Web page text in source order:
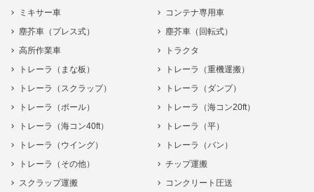
ミキサー車
コンテナ専用車
塵芥車（プレス式）
塵芥車（回転式）
高所作業車
トラクタ
トレーラ（まな板）
トレーラ（重機運搬）
トレーラ（スクラップ）
トレーラ（ダンプ）
トレーラ（ポール）
トレーラ（海コン20ft）
トレーラ（海コン40ft）
トレーラ（平）
トレーラ（ウイング）
トレーラ（バン）
トレーラ（その他）
チップ運搬
スクラップ運搬
コンクリート圧送